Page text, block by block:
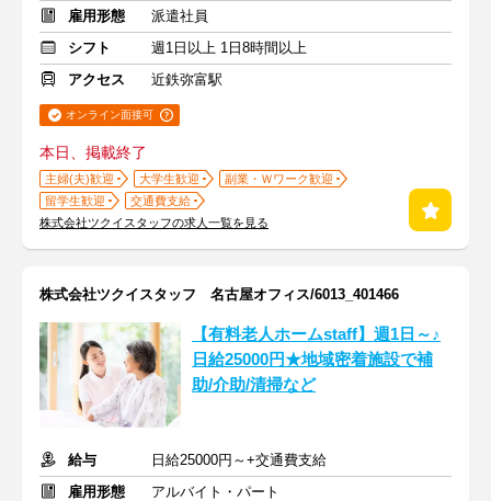
雇用形態
派遣社員
シフト
週1日以上 1日8時間以上
アクセス
近鉄弥富駅
オンライン面接可
本日、掲載終了
主婦(夫)歓迎 大学生歓迎
副業・Ｗワーク歓迎
留学生歓迎
交通費支給
株式会社ツクイスタッフの求人一覧を見る
株式会社ツクイスタッフ 名古屋オフィス/6013_401466
【有料老人ホームstaff】週1日～♪
日給25000円★地域密着施設で補
助/介助/清掃など
給与
日給25000円～+交通費支給
雇用形態
アルバイト・パート